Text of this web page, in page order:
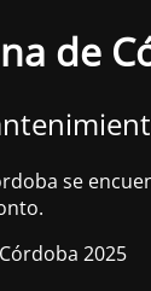
de
se
2025